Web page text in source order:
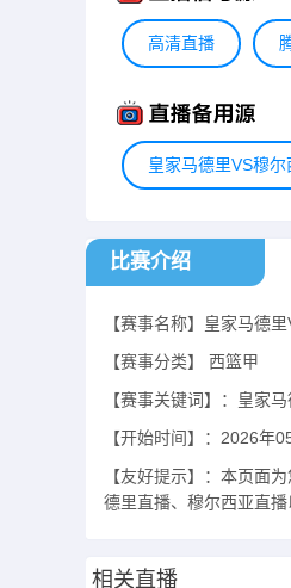
高清直播
皇家马德里VS穆
比赛介绍
【赛事名称】皇家马德
【赛事分类】 西篮甲
【赛事关键词】：皇家
【开始时间】：2026年
【友好提示】：本页面
德里直播、穆尔西亚直
相关直播